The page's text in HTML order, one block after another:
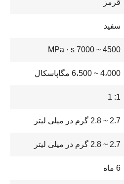
قرمز
سفید
4500 ~ 7000 MPa · s
4،000 ~ 6،500 مگاپاسکال
1: 1
2.7 ~ 2.8 گرم در میلی لیتر
2.7 ~ 2.8 گرم در میلی لیتر
6 ماه